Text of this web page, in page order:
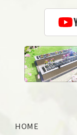
HOME